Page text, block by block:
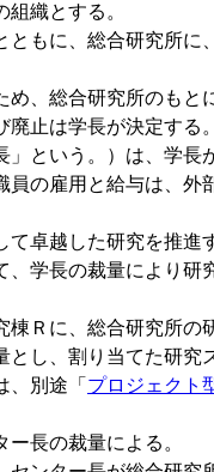
織とする。
もに、総合研究所に
、総合研究所のもと
止は学長が決定する。
という。）は、学長
の雇用と給与は、外
卓越した研究を推進
学長の裁量により研
Ｒに、総合研究所の
し、割り当てた研究
別途「 プロジェクト
長の裁量による。